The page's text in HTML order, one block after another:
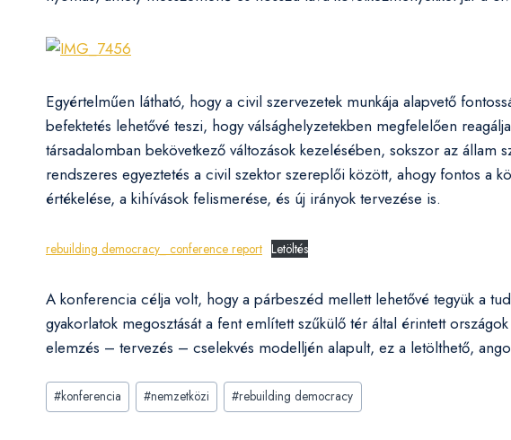
Egyértelműen látható, hogy a civil szervezetek munkája alapvető
befektetés lehetővé teszi, hogy válsághelyzetekben megfelelően
társadalomban bekövetkező változások kezelésében, sokszor az állam
rendszeres egyeztetés a civil szektor szereplői között, ahogy fontos a
értékelése, a kihívások felismerése, és új irányok tervezése is.
rebuilding democracy_ conference report Letöltés
A konferencia célja volt, hogy a párbeszéd mellett lehetővé tegyük a
gyakorlatok megosztását a fent említett szűkülő tér által érintett
elemzés – tervezés – cselekvés modelljén alapult, ez a letölthető,
Post
Tags:
#konferencia #nemzetközi #rebuilding democracy